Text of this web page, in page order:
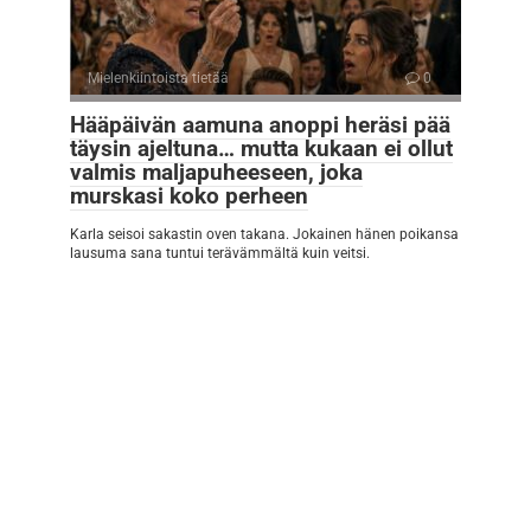
Mielenkiintoista tietää 0
Hääpäivän aamuna anoppi heräsi pää
täysin ajeltuna… mutta kukaan ei ollut
valmis maljapuheeseen, joka
murskasi koko perheen
Karla seisoi sakastin oven takana. Jokainen hänen poikansa
lausuma sana tuntui terävämmältä kuin veitsi.